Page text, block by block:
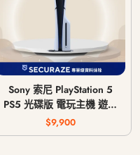
Sony 索尼 PlayStation 5
PS5 光碟版 電玩主機 遊戲
主機 CFI-1018A / CFI-
1118A / CFI-1218A
$9,900